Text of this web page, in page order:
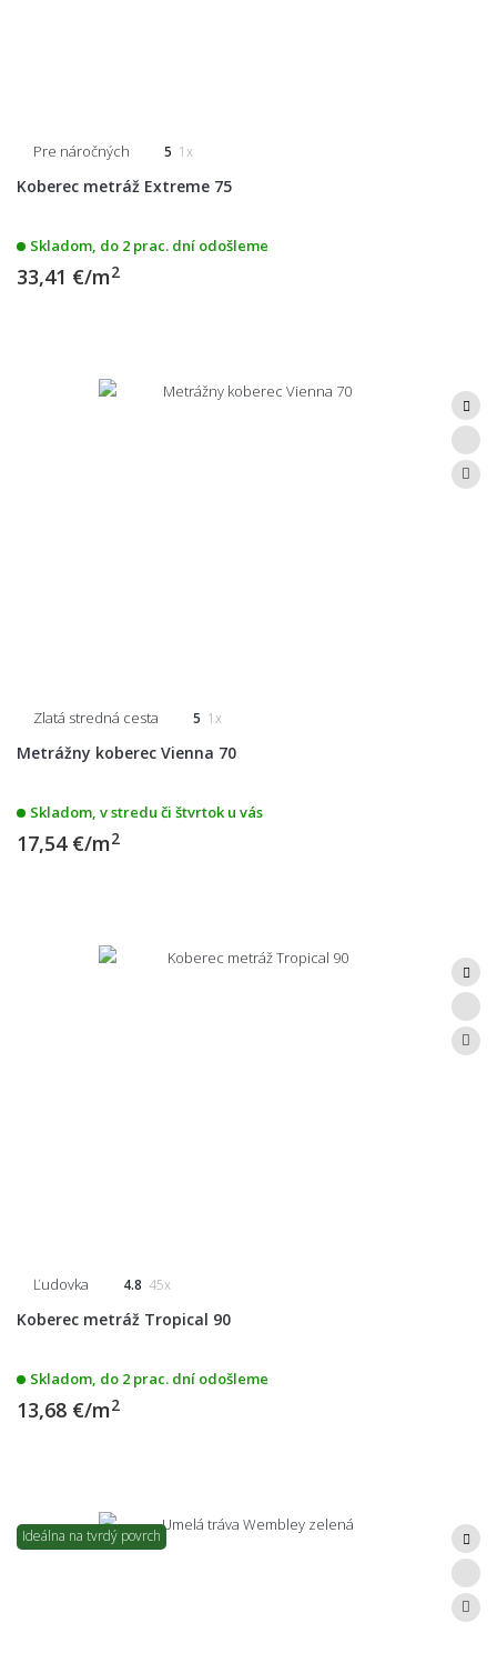
Pre náročných 5 1x
Koberec metráž Extreme 75
Skladom, do 2 prac. dní odošleme
33,41 €/m2
Zlatá stredná cesta 5 1x
Metrážny koberec Vienna 70
Skladom, v stredu či štvrtok u vás
17,54 €/m2
Ľudovka 4.8 45x
Koberec metráž Tropical 90
Skladom, do 2 prac. dní odošleme
13,68 €/m2
Ideálna na tvrdý povrch